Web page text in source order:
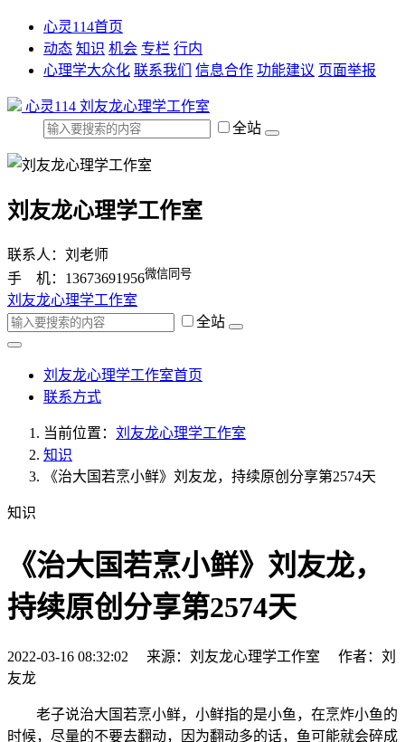
心灵114首页
动态 知识 机会 专栏 行内
心理学大众化 联系我们 信息合作 功能建议 页面举报
心灵114 刘友龙心理学工作室
全站
刘友龙心理学工作室
联系人：刘老师
手 机：13673691956微信同号
刘友龙心理学工作室
全站
刘友龙心理学工作室首页
联系方式
当前位置： 刘友龙心理学工作室
知识
《治大国若烹小鲜》刘友龙，持续原创分享第2574天
知识
《治大国若烹小鲜》刘友龙，
持续原创分享第2574天
2022-03-16 08:32:02 来源：刘友龙心理学工作室 作者：刘
友龙
老子说治大国若烹小鲜，小鲜指的是小鱼，在烹炸小鱼的
时候，尽量的不要去翻动，因为翻动多的话，鱼可能就会碎成